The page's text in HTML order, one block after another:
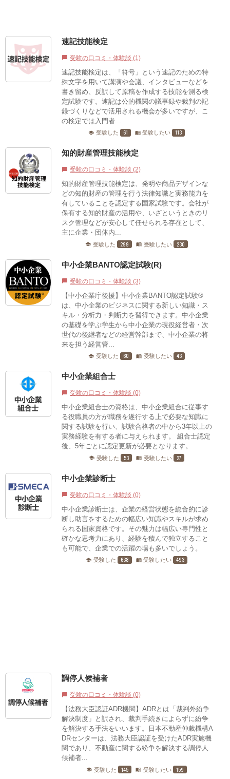
速記技能検定
chat_bubble 受験の口コミ・体験談 (1)
速記技能検定は、「符号」という速記のための特
殊文字を用いて講演や会議、インタビューなどを
書き留め、反訳して原稿を作成する技能を測る検
定試験です。速記は公的機関の議事録や裁判の記
録づくりなどで活用される機会が多いですが、こ
の検定では入門者...
school 受験した 61 menu_book 受験したい 113
知的財産管理技能検定
chat_bubble 受験の口コミ・体験談 (2)
知的財産管理技能検定は、発明や商品デザインな
どの知的財産の管理を行う法律知識と実務能力を
有していることを認定する国家試験です。会社が
保有する知的財産の活用や、いざというときのリ
スク管理などが安心して任せられる存在として、
主に企業・団体内...
school 受験した 299 menu_book 受験したい 230
中小企業BANTO認定試験(R)
chat_bubble 受験の口コミ・体験談 (3)
【中小企業庁後援】中小企業BANTO認定試験®
は、中小企業のビジネスに関する新しい知識・ス
キル・分析力・判断力を習得できます。中小企業
の基礎を学ぶ学生から中小企業の現役経営者・次
世代の後継者などの経営幹部まで、中小企業の将
来を担う経営管...
school 受験した 60 menu_book 受験したい 43
中小企業組合士
chat_bubble 受験の口コミ・体験談 (0)
中小企業組合士の資格は、中小企業組合に従事す
る役職員の方が職務を遂行する上で必要な知識に
関する試験を行い、試験合格者の中から3年以上の
実務経験を有する者に与えられます。 組合士認定
後、5年ごとに認定更新が必要となります。
school 受験した 53 menu_book 受験したい 27
中小企業診断士
chat_bubble 受験の口コミ・体験談 (0)
中小企業診断士は、企業の経営状態を総合的に診
断し助言をするための幅広い知識やスキルが求め
られる国家資格です。その魅力は幅広い専門性と
確かな思考力にあり、経験を積んで独立すること
も可能で、企業での活躍の場も多いでしょう。
school 受験した 638 menu_book 受験したい 493
調停人候補者
chat_bubble 受験の口コミ・体験談 (0)
【法務大臣認証ADR機関】ADRとは「裁判外紛争
解決制度」と訳され、裁判手続きによらずに紛争
を解決する手法をいいます。日本不動産仲裁機構A
DRセンターは、法務大臣認証を受けたADR実施機
関であり、不動産に関する紛争を解決する調停人
候補者...
school 受験した 145 menu_book 受験したい 159